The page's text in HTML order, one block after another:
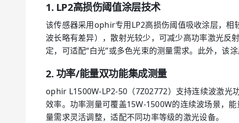
1. LP2高损伤阈值涂层技术
该传感器采用ophir专用LP2高损伤阈值吸收涂层，相
波长略有差异），散射光较少，可减少高功率激光
定，可适配“白光”或多色光束的测量需求。此外，该
2. 功率/能量双功能集成测量
ophir L1500W-LP2-50（7Z02772）支持连续波激光
效率。功率测量可覆盖15W-1500W的连续波场景，
量需求灵活调整，适配不同功率等级的激光设备。